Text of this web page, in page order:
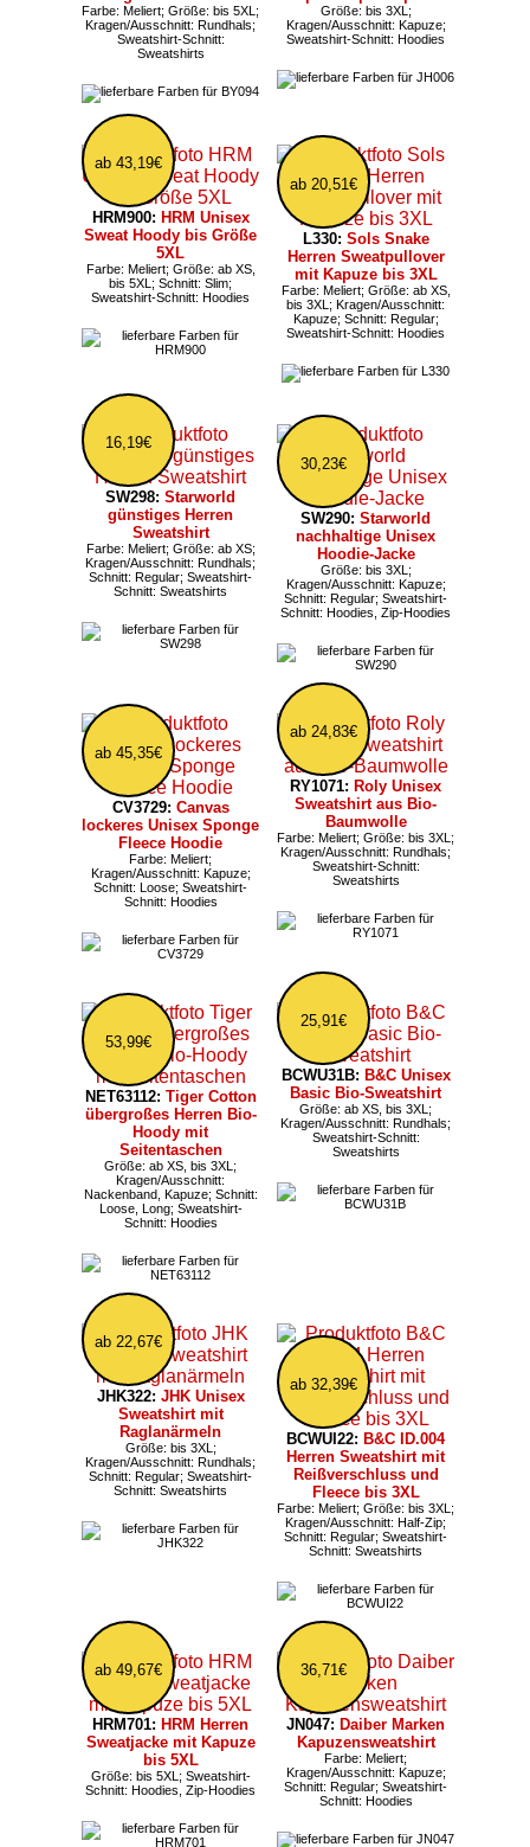
Farbe: Meliert; Größe: bis 5XL;
Kragen/Ausschnitt: Rundhals;
Sweatshirt-Schnitt:
Sweatshirts
Größe: bis 3XL;
Kragen/Ausschnitt: Kapuze;
Sweatshirt-Schnitt: Hoodies
ab 43,19€
HRM900: HRM Unisex
Sweat Hoody bis Größe
5XL
Farbe: Meliert; Größe: ab XS,
bis 5XL; Schnitt: Slim;
Sweatshirt-Schnitt: Hoodies
ab 20,51€
L330: Sols Snake
Herren Sweatpullover
mit Kapuze bis 3XL
Farbe: Meliert; Größe: ab XS,
bis 3XL; Kragen/Ausschnitt:
Kapuze; Schnitt: Regular;
Sweatshirt-Schnitt: Hoodies
16,19€
SW298: Starworld
günstiges Herren
Sweatshirt
Farbe: Meliert; Größe: ab XS;
Kragen/Ausschnitt: Rundhals;
Schnitt: Regular; Sweatshirt-
Schnitt: Sweatshirts
30,23€
SW290: Starworld
nachhaltige Unisex
Hoodie-Jacke
Größe: bis 3XL;
Kragen/Ausschnitt: Kapuze;
Schnitt: Regular; Sweatshirt-
Schnitt: Hoodies, Zip-Hoodies
ab 45,35€
CV3729: Canvas
lockeres Unisex Sponge
Fleece Hoodie
Farbe: Meliert;
Kragen/Ausschnitt: Kapuze;
Schnitt: Loose; Sweatshirt-
Schnitt: Hoodies
ab 24,83€
RY1071: Roly Unisex
Sweatshirt aus Bio-
Baumwolle
Farbe: Meliert; Größe: bis 3XL;
Kragen/Ausschnitt: Rundhals;
Sweatshirt-Schnitt:
Sweatshirts
53,99€
NET63112: Tiger Cotton
übergroßes Herren Bio-
Hoody mit
Seitentaschen
Größe: ab XS, bis 3XL;
Kragen/Ausschnitt:
Nackenband, Kapuze; Schnitt:
Loose, Long; Sweatshirt-
Schnitt: Hoodies
25,91€
BCWU31B: B&C Unisex
Basic Bio-Sweatshirt
Größe: ab XS, bis 3XL;
Kragen/Ausschnitt: Rundhals;
Sweatshirt-Schnitt:
Sweatshirts
ab 22,67€
JHK322: JHK Unisex
Sweatshirt mit
Raglanärmeln
Größe: bis 3XL;
Kragen/Ausschnitt: Rundhals;
Schnitt: Regular; Sweatshirt-
Schnitt: Sweatshirts
ab 32,39€
BCWUI22: B&C ID.004
Herren Sweatshirt mit
Reißverschluss und
Fleece bis 3XL
Farbe: Meliert; Größe: bis 3XL;
Kragen/Ausschnitt: Half-Zip;
Schnitt: Regular; Sweatshirt-
Schnitt: Sweatshirts
ab 49,67€
HRM701: HRM Herren
Sweatjacke mit Kapuze
bis 5XL
Größe: bis 5XL; Sweatshirt-
Schnitt: Hoodies, Zip-Hoodies
36,71€
JN047: Daiber Marken
Kapuzensweatshirt
Farbe: Meliert;
Kragen/Ausschnitt: Kapuze;
Schnitt: Regular; Sweatshirt-
Schnitt: Hoodies